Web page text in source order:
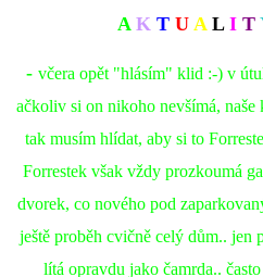
KASTRACE
STRAVA
PODPORA
AK T U A L I T
- včera opět "hlásím" klid :-) v
ačkoliv si on nikoho nevšímá,
tak musím hlídat, aby si to
Forrestek však vždy prozkoumá
dvorek, co nového pod
ještě proběh cvičně celý dům.. jen
lítá opravdu jako čamrda..